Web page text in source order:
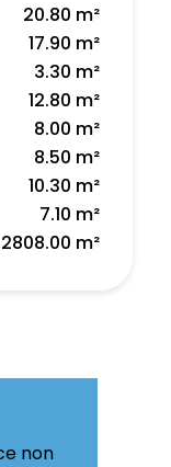
20.80 m²
17.90 m²
3.30 m²
12.80 m²
8.00 m²
8.50 m²
10.30 m²
7.10 m²
2808.00 m²
non